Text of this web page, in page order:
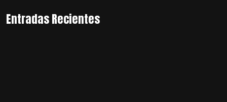
Entradas Recientes